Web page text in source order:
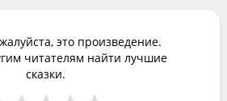
это произведение.
читателям найти лучшие
сказки.